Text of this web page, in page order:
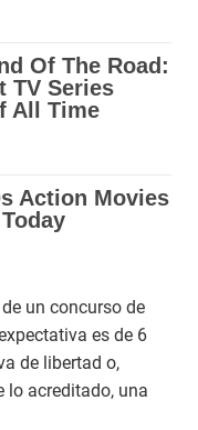
un concurso de
es de 6
de libertad o,
lo acreditado, una